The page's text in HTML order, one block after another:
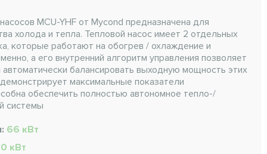
MCU-YHF от Mycond предназначена для
холода и тепла. Тепловой насос имеет 2 отдельных
которые работают на обогрев / охлаждение и
а его внутренний алгоритм управления позволяет
автоматически балансировать выходную мощность этих
максимальные показатели
обеспечить полностью автономное тепло-/
системы
66 кВт
кВт